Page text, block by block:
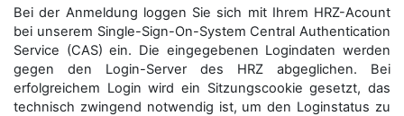
Bei der Anmeldung loggen Sie sich mit Ihrem HRZ-Acount
bei unserem Single-Sign-On-System Central Authentication
Service (CAS) ein. Die eingegebenen Logindaten werden
gegen den Login-Server des HRZ abgeglichen. Bei
erfolgreichem Login wird ein Sitzungscookie gesetzt, das
technisch zwingend notwendig ist, um den Loginstatus zu